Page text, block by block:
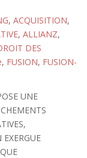
, ACQUISITION,
, ALLIANZ,
DES
, FUSION, FUSION-
UNE